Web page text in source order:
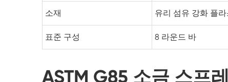
소재 유리 섬유 강화 플라
표준 구성 8 라운드 바
ASTM G85 소금 스프